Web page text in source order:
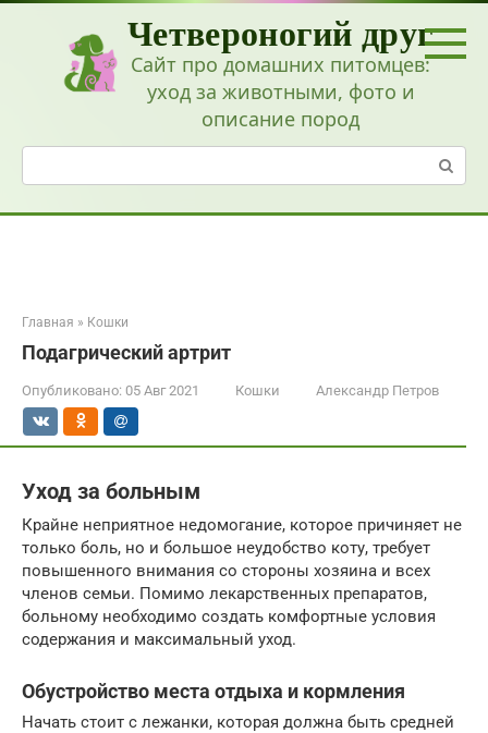
Перейти
Четвероногий друг
Сайт про домашних питомцев:
уход за животными, фото и
описание пород
Поиск:
Главная » Кошки
Подагрический артрит
Опубликовано: 05 Авг 2021 Кошки Александр Петров
Уход за больным
Крайне неприятное недомогание, которое причиняет не
только боль, но и большое неудобство коту, требует
повышенного внимания со стороны хозяина и всех
членов семьи. Помимо лекарственных препаратов,
больному необходимо создать комфортные условия
содержания и максимальный уход.
Обустройство места отдыха и кормления
Начать стоит с лежанки, которая должна быть средней